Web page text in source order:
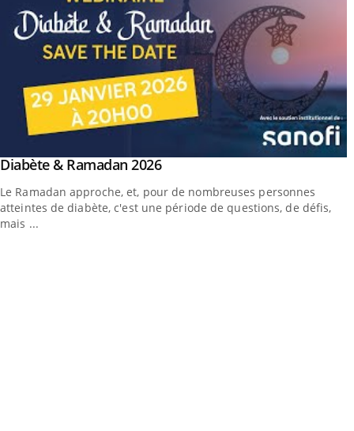
Youtube
Diabète & Ramadan 2026Youtube
Le Ramadan approche, et, pour de nombreuses personnes
atteintes de diabète, c'est une période de questions, de défis,
mais ...